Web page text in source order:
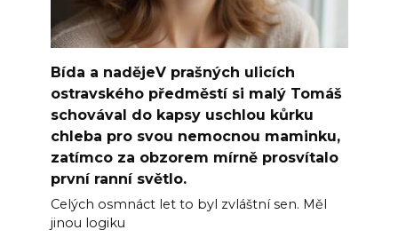
Bída a nadějeV prašných ulicích
ostravského předměstí si malý Tomáš
schovával do kapsy uschlou kůrku
chleba pro svou nemocnou maminku,
zatímco za obzorem mírně prosvítalo
první ranní světlo.
Celých osmnáct let to byl zvláštní sen. Měl
jinou logiku